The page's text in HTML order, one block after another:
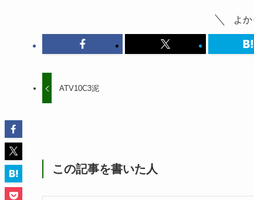
よ
ATV10C3泥
この記事を書いた人